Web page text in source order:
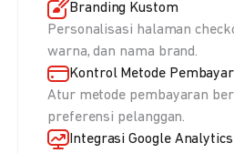
Branding Kustom
Personalisasi halaman
warna, dan nama brand.
Kontrol Metode
Atur metode pembayaran
preferensi pelanggan.
Integrasi Google Analytics